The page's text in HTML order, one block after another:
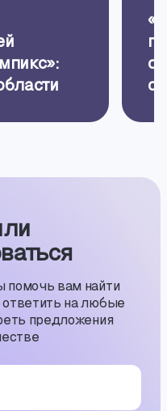
вам найти
на любые
предложения